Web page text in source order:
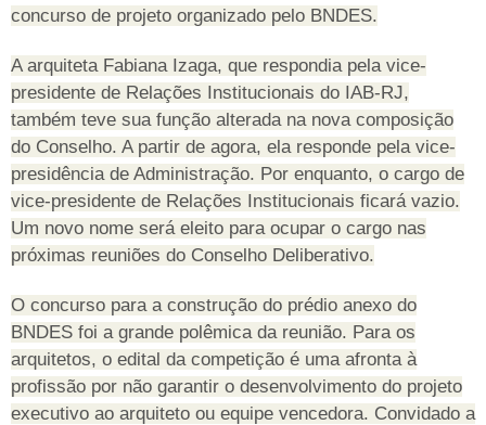
concurso de projeto organizado pelo BNDES.
A arquiteta Fabiana Izaga, que respondia pela vice-
presidente de Relações Institucionais do IAB-RJ,
também teve sua função alterada na nova composição
do Conselho. A partir de agora, ela responde pela vice-
presidência de Administração. Por enquanto, o cargo de
vice-presidente de Relações Institucionais ficará vazio.
Um novo nome será eleito para ocupar o cargo nas
próximas reuniões do Conselho Deliberativo.
O concurso para a construção do prédio anexo do
BNDES foi a grande polêmica da reunião. Para os
arquitetos, o edital da competição é uma afronta à
profissão por não garantir o desenvolvimento do projeto
executivo ao arquiteto ou equipe vencedora. Convidado a